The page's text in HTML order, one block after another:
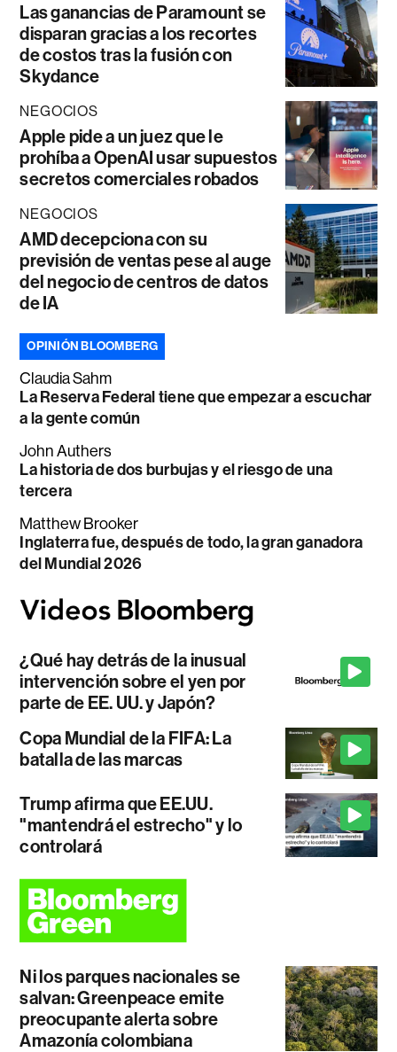
Las ganancias de Paramount se
disparan gracias a los recortes
de costos tras la fusión con
Skydance
NEGOCIOS
Apple pide a un juez que le
prohíba a OpenAI usar supuestos
secretos comerciales robados
NEGOCIOS
AMD decepciona con su
previsión de ventas pese al auge
del negocio de centros de datos
de IA
OPINIÓN BLOOMBERG
Claudia Sahm
La Reserva Federal tiene que empezar a escuchar
a la gente común
John Authers
La historia de dos burbujas y el riesgo de una
tercera
Matthew Brooker
Inglaterra fue, después de todo, la gran ganadora
del Mundial 2026
¿Qué hay detrás de la inusual
intervención sobre el yen por
parte de EE. UU. y Japón?
Copa Mundial de la FIFA: La
batalla de las marcas
Trump afirma que EE.UU.
"mantendrá el estrecho" y lo
controlará
Ni los parques nacionales se
salvan: Greenpeace emite
preocupante alerta sobre
Amazonía colombiana